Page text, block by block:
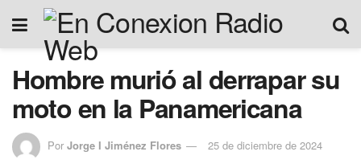
Hombre murió al derrapar su
moto en la Panamericana
Por Jorge I Jiménez Flores 25 de diciembre de 2024